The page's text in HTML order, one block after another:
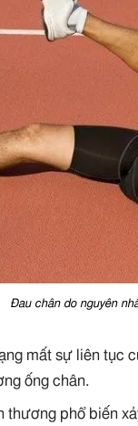
Đau chân do nguyên
mất sự liên tục
ống chân.
thương phổ biến